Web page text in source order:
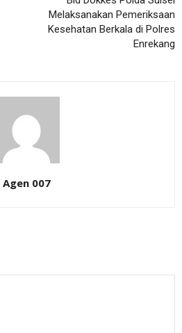
Melaksanakan Pemeriksaan
Kesehatan Berkala di Polres
Enrekang
Agen 007